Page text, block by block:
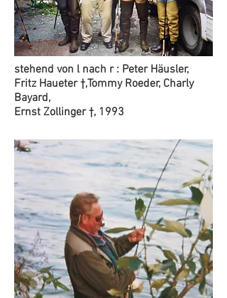
stehend von l nach r : Peter Häusler,
Fritz Haueter †,Tommy Roeder, Charly
Bayard,
Ernst Zollinger †, 1993